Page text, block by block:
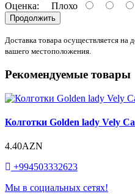
Оценка: Плохо
Продолжить
Доставка товара осуществляется на
вашего местоположения.
Рекомендуемые товары
Колготки Golden lady Vely
4.40AZN
+994503332623
Мы в социальных сетях!